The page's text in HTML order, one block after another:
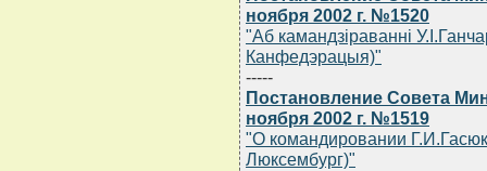
ноября 2002 г. №1520
"Аб камандзiраваннi
Канфедэрацыя)"
-----
Постановление Совета
ноября 2002 г. №1519
"О командировании
Люксембург)"